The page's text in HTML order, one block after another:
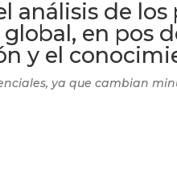
análisis de los
en pos
y el
ya que cambian